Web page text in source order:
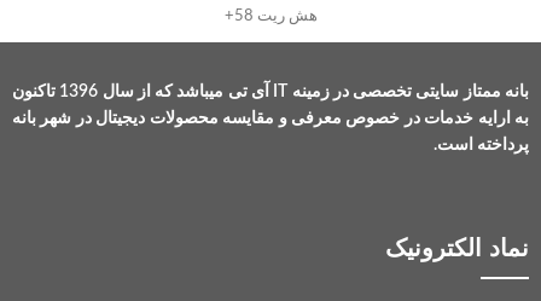
هش ریت 58+
بانه ممتاز سایتی تخصصی در زمینه IT آی تی میباشد که از سال 1396 تاکنون
به ارایه خدمات در خصوص معرفی و مقایسه محصولات دیجیتال در شهر بانه
پرداخته است.
نماد الکترونیک